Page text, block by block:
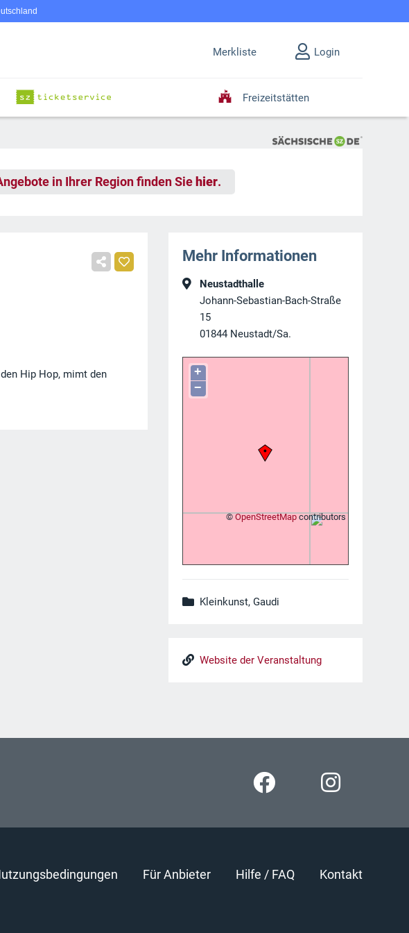
Merkliste Login
Freizeitstätten
in Ihrer Region finden Sie hier.
Hip Hop, mimt den
Mehr Informationen
Neustadthalle
Johann-Sebastian-Bach-Straße
15
01844 Neustadt/Sa.
+
−
©OpenStreetMapcontributors
Kleinkunst, Gaudi
Website der Veranstaltung
Für Anbieter Hilfe / FAQ Kontakt